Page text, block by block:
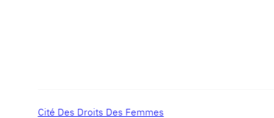
Cité Des Droits Des Femmes